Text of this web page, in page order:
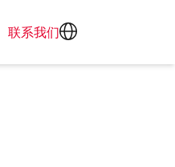
联系我们